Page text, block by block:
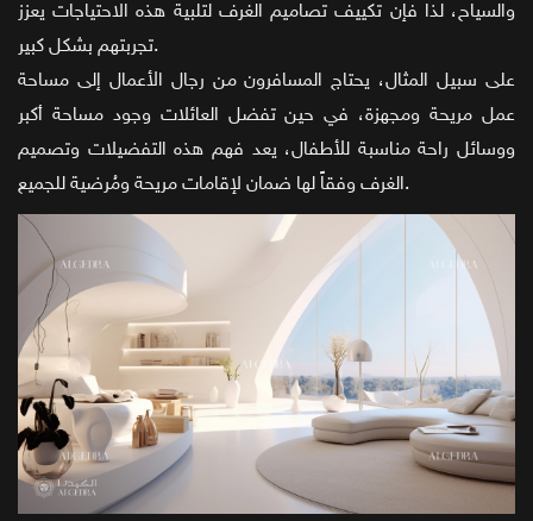
والسياح، لذا فإن تكييف تصاميم الغرف لتلبية هذه الاحتياجات يعزز
تجربتهم بشكل كبير.
على سبيل المثال، يحتاج المسافرون من رجال الأعمال إلى مساحة
عمل مريحة ومجهزة، في حين تفضل العائلات وجود مساحة أكبر
ووسائل راحة مناسبة للأطفال، يعد فهم هذه التفضيلات وتصميم
الغرف وفقاً لها ضمان لإقامات مريحة ومُرضية للجميع.